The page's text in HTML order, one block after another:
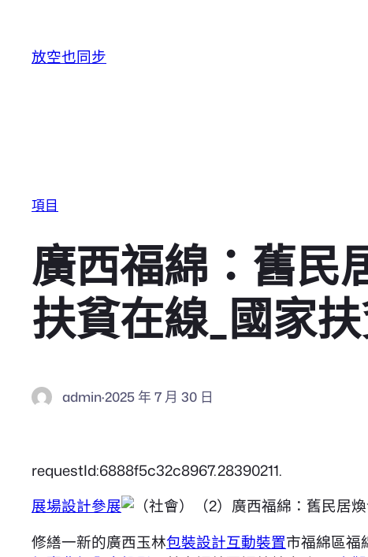
放空也同步
項目
廣西福綿：舊民
扶貧在線_國家
admin·2025 年 7 月 30 日
requestId:6888f5c32c8967.28390211.
展場設計參展
修繕一新的廣西玉林包裝設計互動裝置市福綿區福